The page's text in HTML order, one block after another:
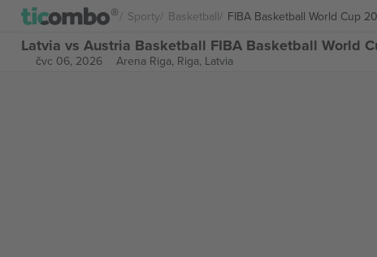
Sporty Basketball FIBA Basketball World Cup
Latvia vs Austria Basketball FIBA Basketball World
čvc 06, 2026 Arena Riga, Riga, Latvia